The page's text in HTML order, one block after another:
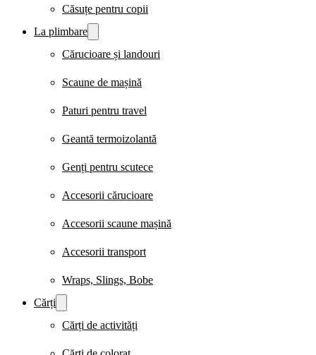
Căsuțe pentru copii
La plimbare
Cărucioare și landouri
Scaune de mașină
Paturi pentru travel
Geantă termoizolantă
Genți pentru scutece
Accesorii cărucioare
Accesorii scaune mașină
Accesorii transport
Wraps, Slings, Bobe
Cărți
Cărți de activități